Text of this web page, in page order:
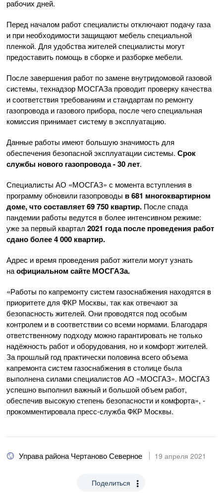
рабочих дней.
Перед началом работ специалисты отключают подачу газа
и при необходимости защищают мебель специальной
пленкой. Для удобства жителей специалисты могут
предоставить помощь в сборке и разборке мебели.
После завершения работ по замене внутридомовой газовой
системы, технадзор МОСГАЗа проводит проверку качества
и соответствия требованиям и стандартам по ремонту
газопровода и газового прибора, после чего специальная
комиссия принимает систему в эксплуатацию.
Данные работы имеют большую значимость для
обеспечения безопасной эксплуатации системы. Срок
службы нового газопровода - 30 лет.
Специалисты АО «МОСГАЗ» с момента вступления в
программу обновили газопроводы в 681 многоквартирном
доме, что составляет 69 750 квартир. После спада
пандемии работы ведутся в более интенсивном режиме:
уже за первый квартал 2021 года после проведения работ
сдано более 4 000 квартир.
Адрес и время проведения работ жители могут узнать
наофициальном сайте МОСГАЗа.
«Работы по капремонту систем газоснабжения находятся в
приоритете для ФКР Москвы, так как отвечают за
безопасность жителей. Они проводятся под особым
контролем и в соответствии со всеми нормами. Благодаря
ответственному подходу можно гарантировать не только
надёжность работ и оборудования, но и комфорт жителей.
За прошлый год практически половина всего объема
капремонта систем газоснабжения в столице была
выполнена силами специалистов АО «МОСГАЗ». МОСГАЗ
успешно выполнил важный и большой объем работ,
обеспечив высокую степень безопасности и комфорта», -
прокомментировала пресс-служба ФКР Москвы.
Управа района Чертаново Северное 19 апреля 2021
Поделиться